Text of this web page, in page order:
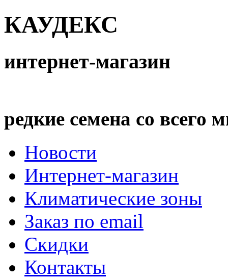
КАУДЕКС
интернет-магазин
редкие семена со всего
Новости
Интернет-магазин
Климатические зоны
Заказ по email
Скидки
Контакты